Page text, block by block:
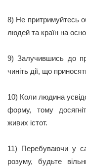
8) Не притримуйтесь
людей та країн на
9) Залучившись до
чиніть дії, що
10) Коли людина
форму, тому
живих істот.
11) Перебуваючи у
розуму, будьте